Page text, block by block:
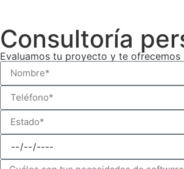
Consultoría
Evaluamos tu proyecto y te ofrecemos